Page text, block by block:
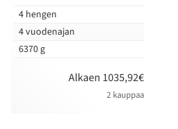
4 hengen
4 vuodenajan
6370 g
Alkaen 1035,92€
2 kauppaa